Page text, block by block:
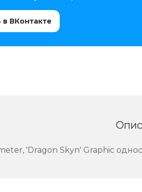
в ВКонтакте
'Dragon Skyn' Graphic